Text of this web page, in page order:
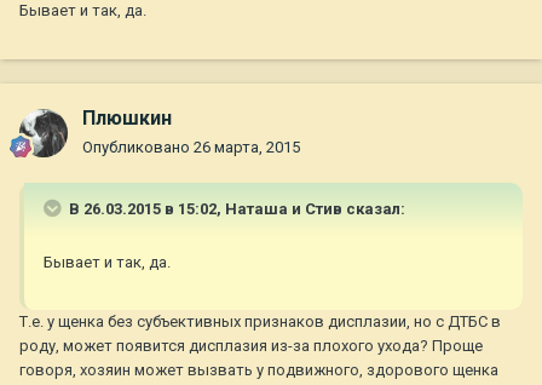
Бывает и так, да.
Плюшкин
Опубликовано 26 марта, 2015
В 26.03.2015 в 15:02, Наташа и Стив сказал:
Бывает и так, да.
Т.е. у щенка без субъективных признаков дисплазии, но с ДТБС в
роду, может появится дисплазия из-за плохого ухода? Проще
говоря, хозяин может вызвать у подвижного, здорового щенка